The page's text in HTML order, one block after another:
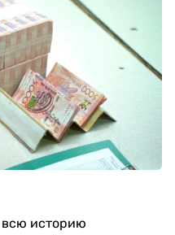
всю историю